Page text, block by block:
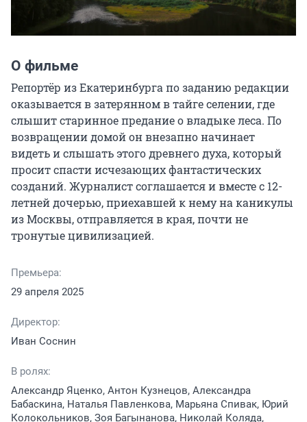
О фильме
Репортёр из Екатеринбурга по заданию редакции
оказывается в затерянном в тайге селении, где
слышит старинное предание о владыке леса. По
возвращении домой он внезапно начинает
видеть и слышать этого древнего духа, который
просит спасти исчезающих фантастических
созданий. Журналист соглашается и вместе с 12-
летней дочерью, приехавшей к нему на каникулы
из Москвы, отправляется в края, почти не
тронутые цивилизацией.
Премьера:
29 апреля 2025
Директор:
Иван Соснин
В ролях:
Александр Яценко, Антон Кузнецов, Александра
Бабаскина, Наталья Павленкова, Марьяна Спивак, Юрий
Колокольников, Зоя Багынанова, Николай Коляда,